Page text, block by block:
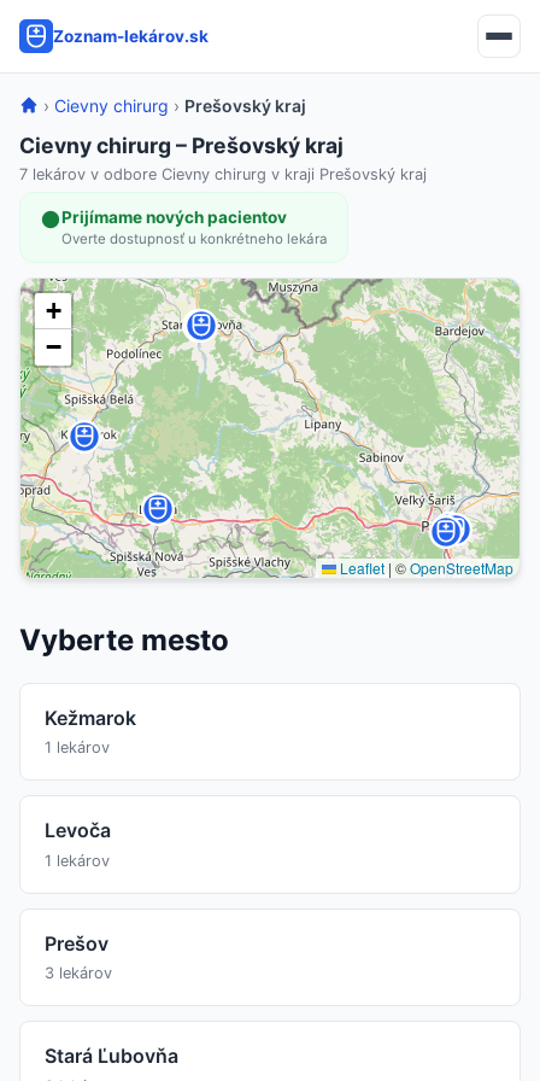
Zoznam-lekárov.sk
› Cievny chirurg › Prešovský kraj
Cievny chirurg – Prešovský kraj
7 lekárov v odbore Cievny chirurg v kraji Prešovský kraj
Prijímame nových pacientov
Overte dostupnosť u konkrétneho lekára
+
−
Leaflet | ©OpenStreetMap
Vyberte mesto
Kežmarok
1 lekárov
Levoča
1 lekárov
Prešov
3 lekárov
Stará Ľubovňa